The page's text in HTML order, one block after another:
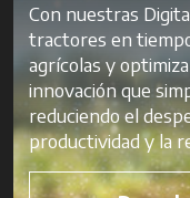
Con nuestras
tractores en
agrícolas y
innovación que
reduciendo el
productividad y la